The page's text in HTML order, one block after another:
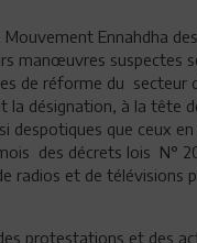
Ennahdha
manœuvres suspectes
de réforme du secteur
la désignation, à la tête
despotiques que ceux
des décrets lois N°
radios et de télévisions
protestations et des